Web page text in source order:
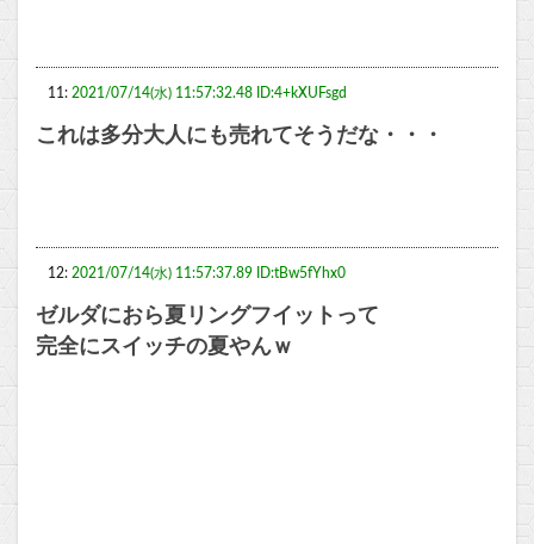
11: 2021/07/14(水) 11:57:32.48 ID:4+kXUFsgd
これは多分大人にも売れてそうだな・・・
12: 2021/07/14(水) 11:57:37.89 ID:tBw5fYhx0
ゼルダにおら夏リングフイットって
完全にスイッチの夏やんｗ